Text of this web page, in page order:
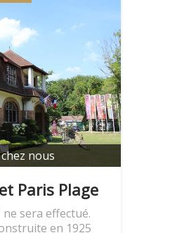
nous
Paris Plage
ne sera effectué.
en 1925